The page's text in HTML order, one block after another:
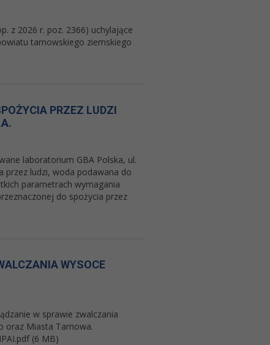
z 2026 r. poz. 2366) uchylające
tarnowskiego ziemskiego
PRZEZ LUDZI
laboratorium GBA Polska, ul.
przez ludzi, woda podawana do
parametrach wymagania
do spożycia przez
WYSOCE
w sprawie zwalczania
oraz Miasta Tarnowa.
(6 MB)